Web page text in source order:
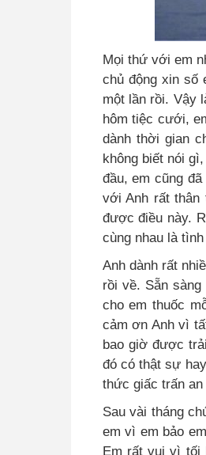
Mọi thứ với em
chủ động xin số
một lần rồi. Vậy
hôm tiệc cưới,
dành thời gian
không biết nói
đầu, em cũng
với Anh rất thân
được điều này.
cùng nhau là
Anh dành rất
rồi về. Sẵn
cho em thuốc
cảm ơn Anh vì
bao giờ được
đó có thật sự
thức giấc trấn
Sau vài tháng
em vì em bảo
Em rất vui vì tối